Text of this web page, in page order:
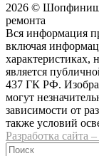
2026 © Шопфиниш:
ремонта
Вся информация
включая
характеристиках,
является
437 ГК РФ.
могут
зависимости от
также условий
Разработка сайта